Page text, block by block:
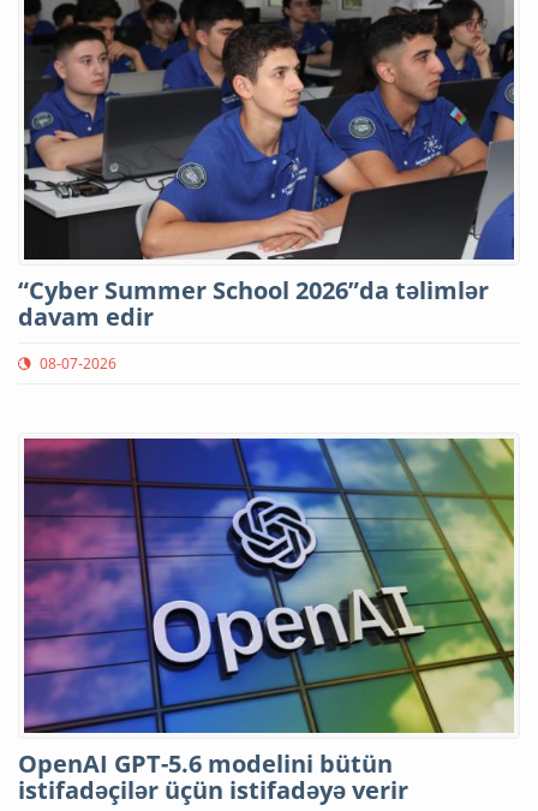
“Cyber Summer School 2026”da təlimlər
davam edir
08-07-2026
OpenAI GPT-5.6 modelini bütün
istifadəçilər üçün istifadəyə verir